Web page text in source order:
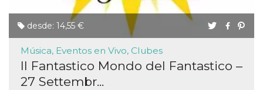
desde: 14,55 €
Música, Eventos en Vivo, Clubes
Il Fantastico Mondo del Fantastico –
27 Settembr...